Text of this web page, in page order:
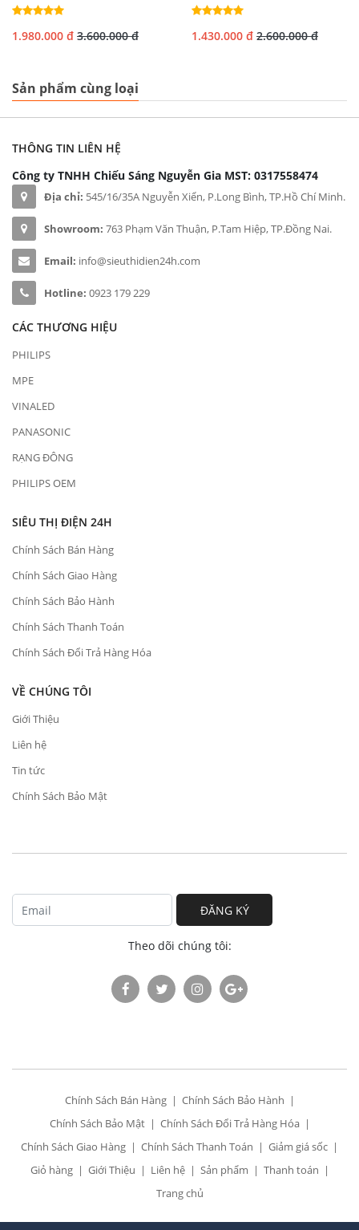
1.980.000 đ 3.600.000 đ 1.430.000 đ 2.600.000 đ
Sản phẩm cùng loại
THÔNG TIN LIÊN HỆ
Công ty TNHH Chiếu Sáng Nguyễn Gia MST: 0317558474
Địa chỉ: 545/16/35A Nguyễn Xiển, P.Long Bình, TP.Hồ Chí Minh.
Showroom: 763 Phạm Văn Thuận, P.Tam Hiệp, TP.Đồng Nai.
Email: info@sieuthidien24h.com
Hotline: 0923 179 229
CÁC THƯƠNG HIỆU
PHILIPS
MPE
VINALED
PANASONIC
RẠNG ĐÔNG
PHILIPS OEM
SIÊU THỊ ĐIỆN 24H
Chính Sách Bán Hàng
Chính Sách Giao Hàng
Chính Sách Bảo Hành
Chính Sách Thanh Toán
Chính Sách Đổi Trả Hàng Hóa
VỀ CHÚNG TÔI
Giới Thiệu
Liên hệ
Tin tức
Chính Sách Bảo Mật
ĐĂNG KÝ
Theo dõi chúng tôi:
Chính Sách Bán Hàng
Chính Sách Bảo Hành
Chính Sách Bảo Mật
Chính Sách Đổi Trả Hàng Hóa
Chính Sách Giao Hàng
Chính Sách Thanh Toán
Giảm giá sốc
Giỏ hàng
Giới Thiệu Liên hệ Sản phẩm
Thanh toán
Trang chủ